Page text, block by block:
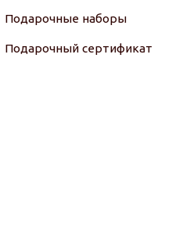
Подарочные наборы
Подарочный сертификат